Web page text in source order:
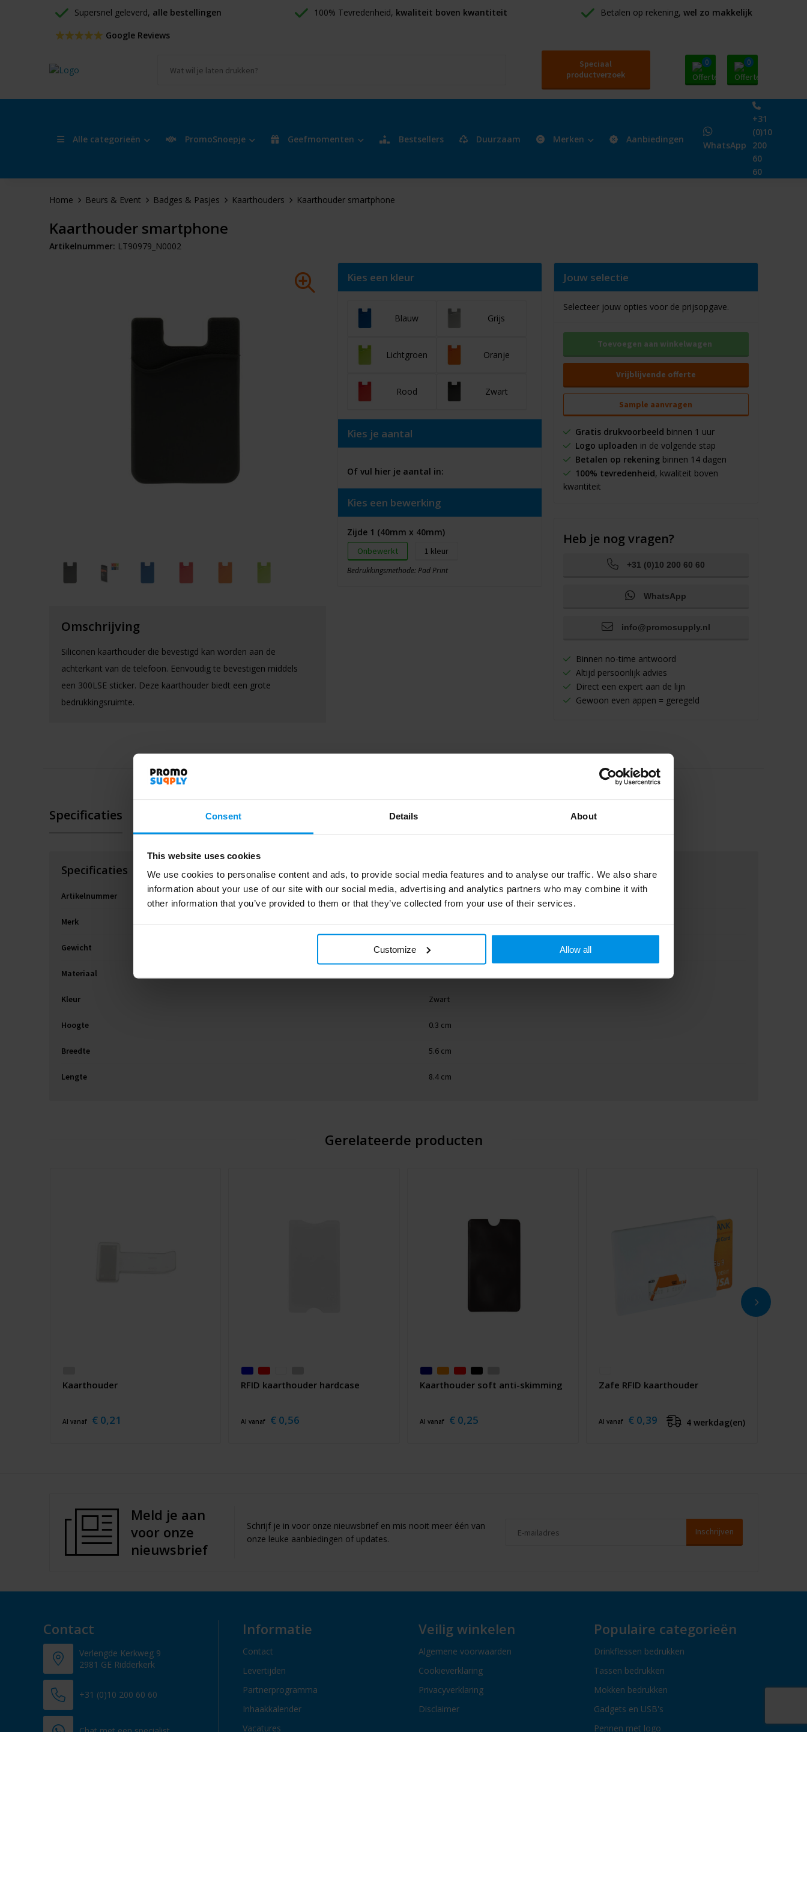
Consent Details About
This website uses cookies
We use cookies to personalise content and ads, to provide social media features and to analyse our traffic. We also share
information about your use of our site with our social media, advertising and analytics partners who may combine it with
other information that you’ve provided to them or that they’ve collected from your use of their services.
Customize Allow all
Supersnel geleverd, alle bestellingen 100% Tevredenheid, kwaliteit boven kwantiteit Betalen op rekening, wel zo makkelijk
Google Reviews
Speciaal
productverzoek
0 0
Alle categorieën PromoSnoepje Geefmomenten Bestsellers Duurzaam Merken Aanbiedingen
WhatsApp
+31
(0)10
200
60
60
Home Beurs & Event Badges & Pasjes Kaarthouders Kaarthouder smartphone
Kaarthouder smartphone
Artikelnummer: LT90979_N0002
Omschrijving
Siliconen kaarthouder die bevestigd kan worden aan de
achterkant van de telefoon. Eenvoudig te bevestigen middels
een 300LSE sticker. Deze kaarthouder biedt een grote
bedrukkingsruimte.
Kies een kleur
Blauw Grijs
Lichtgroen Oranje
Rood Zwart
Kies je aantal
Of vul hier je aantal in:
Kies een bewerking
Zijde 1 (40mm x 40mm)
Onbewerkt 1
Bedrukkingsmethode: Pad Print
Jouw selectie
Selecteer jouw opties voor de prijsopgave.
Toevoegen aan winkelwagen
Vrijblijvende offerte
Sample aanvragen
Gratis drukvoorbeeld binnen 1 uur
Logo uploaden in de volgende stap
Betalen op rekeningbinnen 14 dagen
100% tevredenheid, kwaliteit boven
kwantiteit
Heb je nog vragen?
+31 (0)10 200 60 60
WhatsApp
info@promosupply.nl
Binnen no-time antwoord
Altijd persoonlijk advies
Direct een expert aan de lijn
Gewoon even appen = geregeld
Specificaties
Specificaties
Artikelnummer LT90979_N0002
Merk
Gewicht 13 g
Materiaal
Kleur Zwart
Hoogte 0.3 cm
Breedte 5.6 cm
Lengte 8.4 cm
Gerelateerde producten
Kaarthouder
Al vanaf € 0,21
RFID kaarthouder hardcase
Al vanaf € 0,56
Kaarthouder soft anti-skimming
Al vanaf € 0,25
Zafe RFID kaarthouder
Al vanaf € 0,39 4 werkdag(en)
Meld je aan
voor onze
nieuwsbrief
Schrijf je in voor onze nieuwsbrief en mis nooit meer één van
onze leuke aanbiedingen of updates.
Contact
Verlengde Kerkweg 9
2981 GE Ridderkerk
+31 (0)10 200 60 60
Chat met een specialist
Informatie
Contact
Levertijden
Partnerprogramma
Inhaakkalender
Vacatures
Veilig winkelen
Algemene voorwaarden
Cookieverklaring
Privacyverklaring
Disclaimer
Populaire categorieën
Drinkflessen bedrukken
Tassen bedrukken
Mokken bedrukken
Gadgets en USB's
Pennen met logo